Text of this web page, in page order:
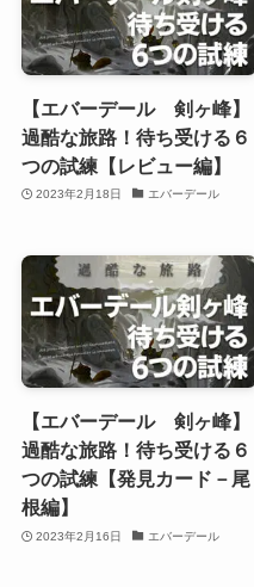
【エバーデール 剣ヶ峰】
過酷な旅路！待ち受ける６
つの試練【レビュー編】
2023年2月18日 エバーデール
【エバーデール 剣ヶ峰】
過酷な旅路！待ち受ける６
つの試練【発見カード－尾
根編】
2023年2月16日 エバーデール